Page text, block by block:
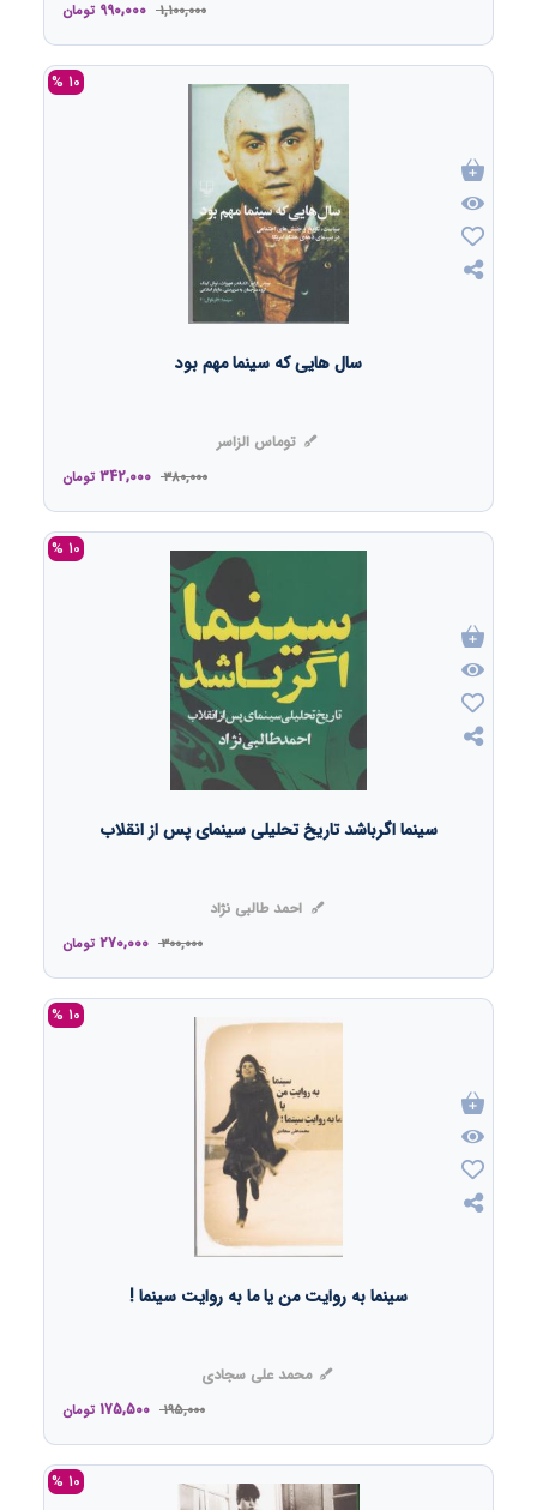
1,100,000
990,000 تومان
10 %
سال هایی که سینما مهم بود
توماس الزاسر
380,000
342,000 تومان
10 %
سینما اگرباشد تاریخ تحلیلی سینمای پس از انقلاب
احمد طالبی نژاد
300,000
270,000 تومان
10 %
سینما به روایت من یا ما به روایت سینما !
محمد علی سجادی
195,000
175,500 تومان
10 %